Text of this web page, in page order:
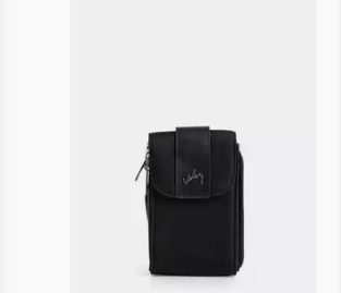
Vista Previa